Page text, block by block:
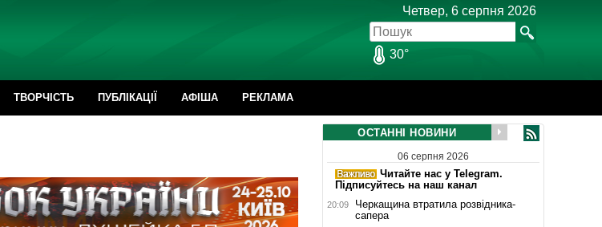
Четвер, 6 серпня 2026
30°
ТВОРЧІСТЬ ПУБЛІКАЦІЇ АФІША РЕКЛАМА
ОСТАННІ НОВИНИ
06 серпня 2026
Читайте нас у Telegram.
Підписуйтесь на наш канал
20:09
Черкащина втратила розвідника-
сапера